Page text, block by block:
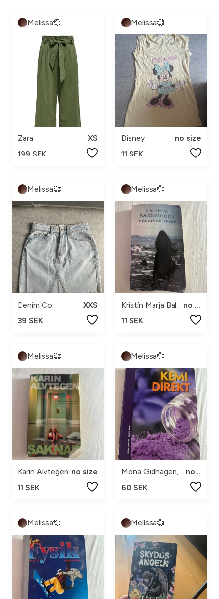
Melissa💞
Zara
XS
199 SEK
Melissa💞
Disney
no size
11 SEK
Melissa💞
Denim Co.
XXS
39 SEK
Melissa💞
Kristín Marja Baldursdóttir
no size
11 SEK
Melissa💞
Karin Alvtegen no size
11 SEK
Melissa💞
Mona Gidhagen, Svante Åberg
no size
60 SEK
Melissa💞 Melissa💞